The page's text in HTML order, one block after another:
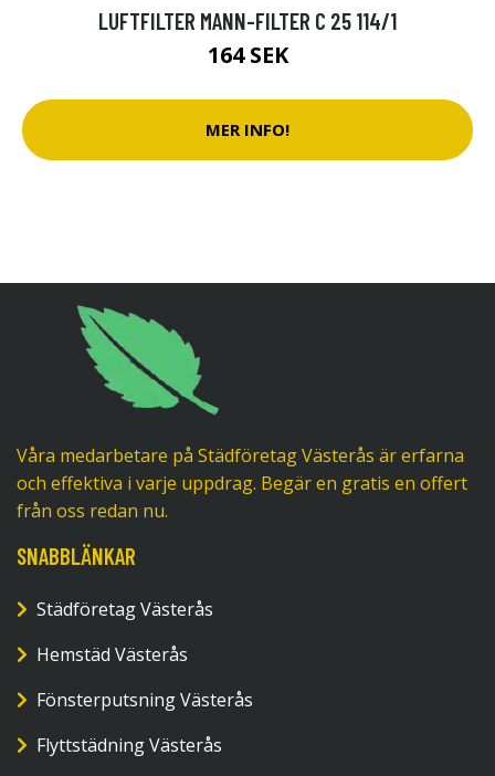
LUFTFILTER MANN-FILTER C 25 114/1
164 SEK
MER INFO!
Våra medarbetare på Städföretag Västerås är erfarna
och effektiva i varje uppdrag. Begär en gratis en offert
från oss redan nu.
SNABBLÄNKAR
Städföretag Västerås
Hemstäd Västerås
Fönsterputsning Västerås
Flyttstädning Västerås